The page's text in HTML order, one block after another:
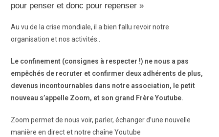
pour penser et donc pour repenser »
Au vu de la crise mondiale, il a bien fallu revoir notre
organisation et nos activités..
Le confinement (consignes à respecter !) ne nous a pas
empêchés de recruter et confirmer deux adhérents de plus,
devenus incontournables dans notre association, le petit
nouveau s’appelle Zoom, et son grand Frère Youtube.
Zoom permet de nous voir, parler, échanger d’une nouvelle
manière en direct et notre chaîne Youtube